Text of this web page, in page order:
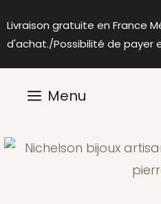
au
contenu
Livraison gratuite en France
d'achat./Possibilité de payer
Menu